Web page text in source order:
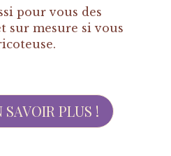
pour vous des
sur mesure si vous
SAVOIR PLUS !